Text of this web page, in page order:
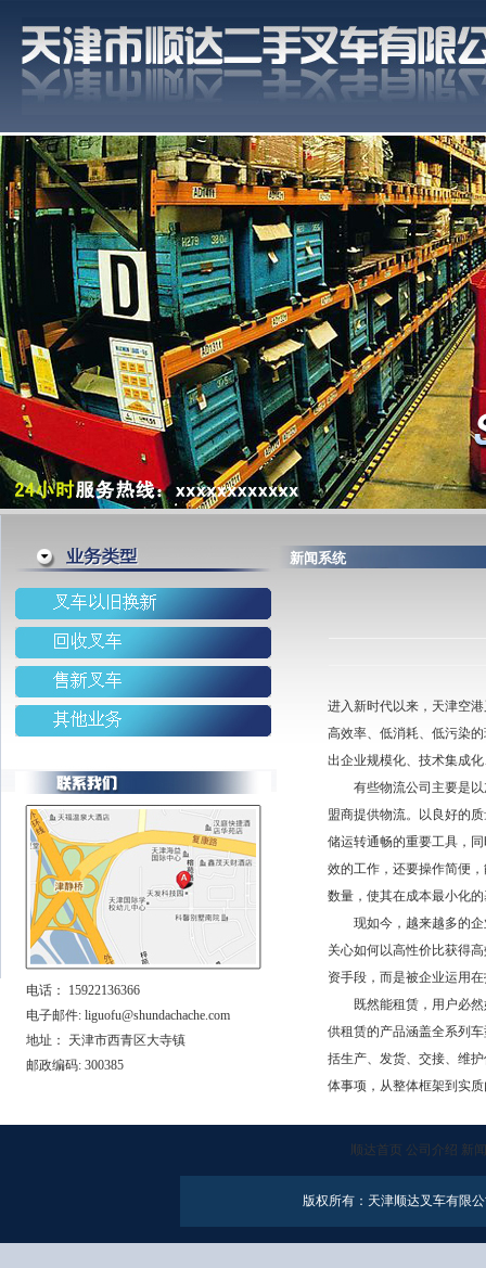
电话： 15922136366
电子邮件: liguofu@shundachache.com
地址： 天津市西青区大寺镇
邮政编码: 300385
新闻系统
进入新时代以来，天津空
高效率、低消耗、低污染
出企业规模化、技术集成
有些物流公司主要是以
盟商提供物流。以良好的
储运转通畅的重要工具，
效的工作，还要操作简便
数量，使其在成本最小化
现如今，越来越多的企
关心如何以高性价比获得
资手段，而是被企业运用
既然能租赁，用户必然
供租赁的产品涵盖全系列
括生产、发货、交接、维
体事项，从整体框架到实
顺达首页 公司介绍 新
版权所有：天津顺达叉车有限